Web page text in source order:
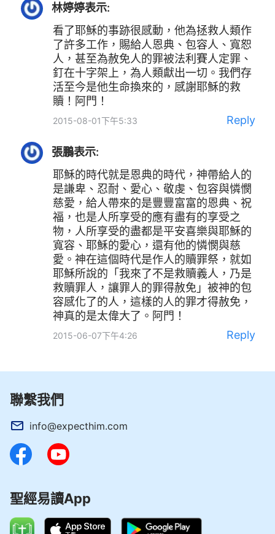
林婷婷表示:
2015-08-01下午5:33
看了耶穌的事跡很感動，他為拯救人類作
了許多工作，賜給人恩典、包容人、寬恕
人，甚至為赦免人的罪被法利賽人定罪、
釘在十字架上，為人類獻出一切。我們存
活至今是他生命換來的，感謝耶穌的救
贖！阿門！
Reply
張鵬表示:
2015-06-07下午4:26
耶穌的時代就是恩典的時代，神帶給人的
是謙卑、忍耐、愛心、敬虔、包容與憐憫
慈愛，給人帶來的是豐豐富富的恩典、祝
福，也是人所享受的應有盡有的享受之
物，人所享受的盡都是平安喜樂與耶穌的
寬容、耶穌的愛心，還有他的憐憫與慈
愛。神在這個時代是作人的贖罪祭，就如
耶穌所說的「我來了不是救贖義人，乃是
救贖罪人，讓罪人的罪得赦免」被神的包
容感化了的人，這樣的人的罪才得赦免，
神真的是太偉大了。阿門！
Reply
聯繫我們
info@expecthim.com
聖經易讀App